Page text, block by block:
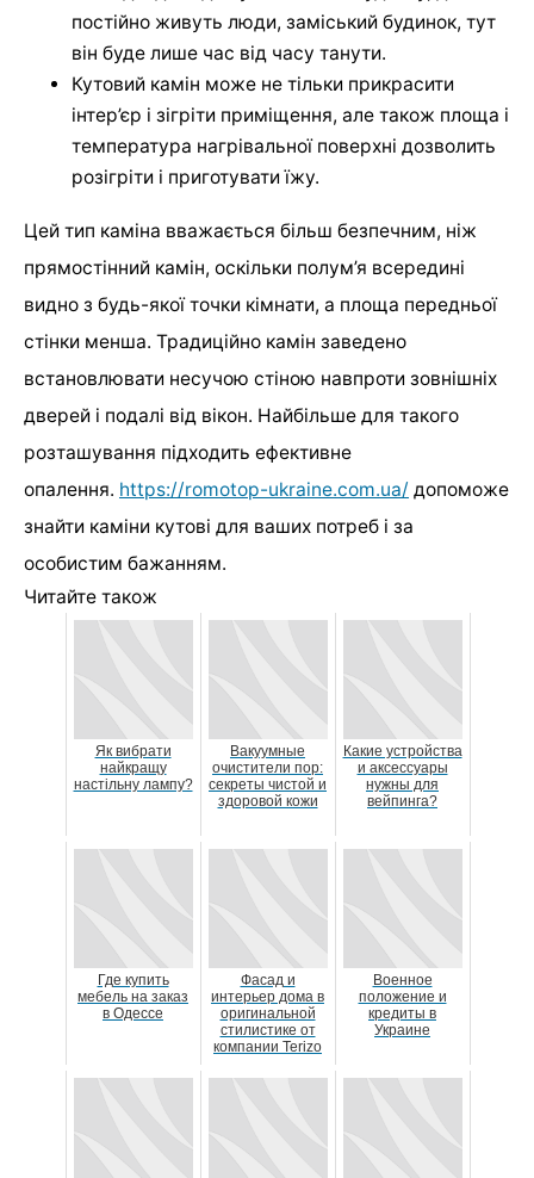
постійно живуть люди, заміський будинок, тут
він буде лише час від часу танути.
Кутовий камін може не тільки прикрасити
інтер’єр і зігріти приміщення, але також площа і
температура нагрівальної поверхні дозволить
розігріти і приготувати їжу.
Цей тип каміна вважається більш безпечним, ніж
прямостінний камін, оскільки полум’я всередині
видно з будь-якої точки кімнати, а площа передньої
стінки менша. Традиційно камін заведено
встановлювати несучою стіною навпроти зовнішніх
дверей і подалі від вікон. Найбільше для такого
розташування підходить ефективне
опалення. https://romotop-ukraine.com.ua/ допоможе
знайти каміни кутові для ваших потреб і за
особистим бажанням.
Читайте також
Як вибрати
найкращу
настільну лампу?
Вакуумные
очистители пор:
секреты чистой и
здоровой кожи
Какие устройства
и аксессуары
нужны для
вейпинга?
Где купить
мебель на заказ
в Одессе
Фасад и
интерьер дома в
оригинальной
стилистике от
компании Terizo
Военное
положение и
кредиты в
Украине